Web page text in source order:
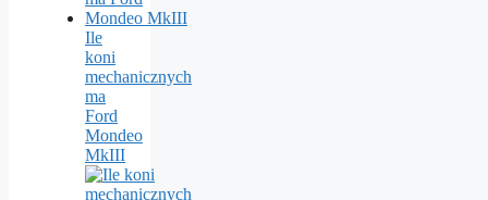
Ile
koni
mechanicznych
ma
Ford
Mondeo
MkIII